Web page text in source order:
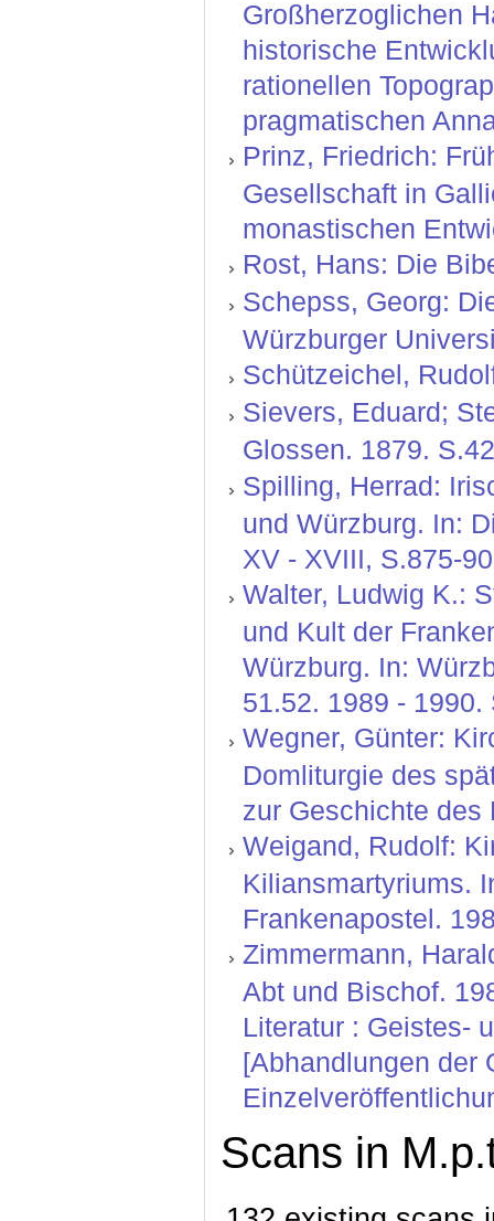
Großherzoglichen
historische
rationellen
pragmatischen
Prinz, Friedrich:
Gesellschaft in
monastischen
Rost, Hans: Die
Schepss, Georg:
Würzburger
Schützeichel,
Sievers, Eduard;
Glossen. 1879.
Spilling, Herrad:
und Würzburg. In:
XV - XVIII, S.875-
Walter, Ludwig K.:
und Kult der
Würzburg. In:
51.52. 1989 - 1990.
Wegner, Günter:
Domliturgie des
zur Geschichte des
Weigand, Rudolf:
Kiliansmartyriums.
Frankenapostel.
Zimmermann,
Abt und Bischof.
Literatur : Geistes-
[Abhandlungen der
Scans in